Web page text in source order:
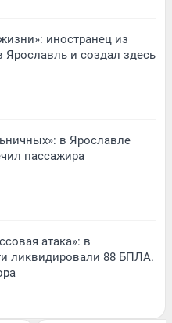
иностранец из
Ярославль и создал здесь
в Ярославле
пассажира
атака»: в
ликвидировали 88 БПЛА.